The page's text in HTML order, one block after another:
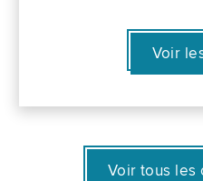
Voir
Voir tous les